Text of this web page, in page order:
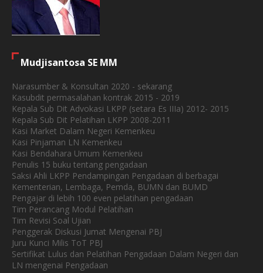
Mudjisantosa SE MM
Narasumber & Konsultan 2020 - sekarang
Kasubdit permasalahan kontrak 2015 - 2019
Kepala Sub Dit Advokasi LKPP (setara Es IIIa) 2012- 2015
Kepala Sub Dit Pelatihan LKPP 2008-2011
Kasi Market Dalam Negeri Kemenkeu
Kasi Pinjaman LN Kemenkeu
Kasi Bendahara Umum Kemenkeu
Penulis 15 buku tentang pengadaan
Saksi Ahli LKPP Pendampingan Pengadaan di berbagai
Kementerian, Lembaga, Pemda, BUMN dan BUMD
Pengajar di lebih 100 even pelatihan pengadaan
Tim Perancang Modul Pelatihan
Tim Revisi Soal Ujian
Penggerak Diskusi Jumat Mengenai PBJ
Juru Kunci Milis ToT PBJ
Sertifikat Lulus dan Pelatihan Pengadaan Dalam Negeri dan
LN mengenai Pengadaan